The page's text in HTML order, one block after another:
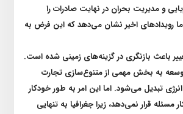
و مدیریت بحران در نهایت صادرات را
رویداد‌های اخیر نشان می‌دهد که این فرض به
باعث بازنگری در گزینه‌های زمینی شده است.
توسعه به بخش مهمی از متنوع‌سازی تجارت
تبدیل می‌شود. اما این امر به طور خودکار
مسئله قرار نمی‌دهد، زیرا جغرافیا به تنهایی